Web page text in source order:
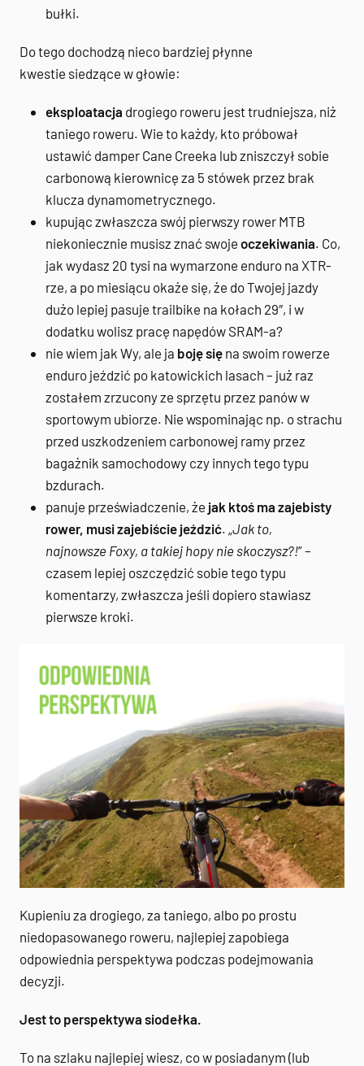
bułki.
Do tego dochodzą nieco bardziej płynne
kwestie siedzące w głowie:
eksploatacja drogiego roweru jest trudniejsza, niż
taniego roweru. Wie to każdy, kto próbował
ustawić damper Cane Creeka lub zniszczył sobie
carbonową kierownicę za 5 stówek przez brak
klucza dynamometrycznego.
kupując zwłaszcza swój pierwszy rower MTB
niekoniecznie musisz znać swoje oczekiwania. Co,
jak wydasz 20 tysi na wymarzone enduro na XTR-
rze, a po miesiącu okaże się, że do Twojej jazdy
dużo lepiej pasuje trailbike na kołach 29″, i w
dodatku wolisz pracę napędów SRAM-a?
nie wiem jak Wy, ale ja boję się na swoim rowerze
enduro jeździć po katowickich lasach – już raz
zostałem zrzucony ze sprzętu przez panów w
sportowym ubiorze. Nie wspominając np. o strachu
przed uszkodzeniem carbonowej ramy przez
bagażnik samochodowy czy innych tego typu
bzdurach.
panuje przeświadczenie, że jak ktoś ma zajebisty
rower, musi zajebiście jeździć. „Jak to,
najnowsze Foxy, a takiej hopy nie skoczysz?!” –
czasem lepiej oszczędzić sobie tego typu
komentarzy, zwłaszcza jeśli dopiero stawiasz
pierwsze kroki.
Kupieniu za drogiego, za taniego, albo po prostu
niedopasowanego roweru, najlepiej zapobiega
odpowiednia perspektywa podczas podejmowania
decyzji.
Jest to perspektywa siodełka.
To na szlaku najlepiej wiesz, co w posiadanym (lub